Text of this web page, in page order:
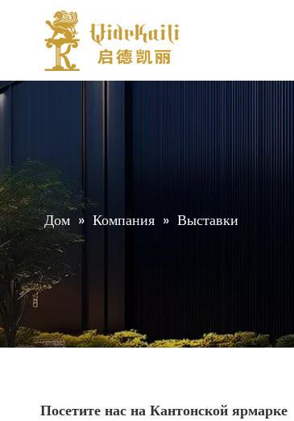
Дом » Компания » Выставки
Посетите нас на Кантонской ярмарке